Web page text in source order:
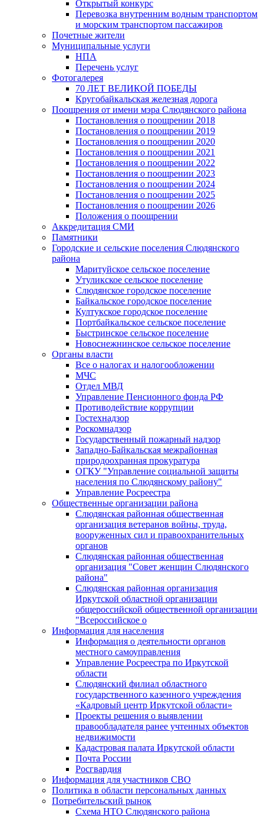
Открытый конкурс
Перевозка внутренним водным транспортом
и морским транспортом пассажиров
Почетные жители
Муниципальные услуги
НПА
Перечень услуг
Фотогалерея
70 ЛЕТ ВЕЛИКОЙ ПОБЕДЫ
Кругобайкальская железная дорога
Поощрения от имени мэра Слюдянского района
Постановления о поощрении 2018
Постановления о поощрении 2019
Постановления о поощрении 2020
Постановления о поощрении 2021
Постановления о поощрении 2022
Постановления о поощрении 2023
Постановления о поощрении 2024
Постановления о поощрении 2025
Постановления о поощрении 2026
Положения о поощрении
Аккредитация СМИ
Памятники
Городские и сельские поселения Слюдянского
района
Маритуйское сельское поселение
Утуликское сельское поселение
Слюдянское городское поселение
Байкальское городское поселение
Култукское городское поселение
Портбайкальское сельское поселение
Быстринское сельское поселение
Новоснежнинское сельское поселение
Органы власти
Все о налогах и налогообложении
МЧС
Отдел МВД
Управление Пенсионного фонда РФ
Противодействие коррупции
Гостехнадзор
Роскомнадзор
Государственный пожарный надзор
Западно-Байкальская межрайонная
природоохранная прокуратура
ОГКУ "Управление социальной защиты
населения по Слюдянскому району"
Управление Росреестра
Общественные организации района
Слюдянская районная общественная
организация ветеранов войны, труда,
вооруженных сил и правоохранительных
органов
Слюдянская районная общественная
организация "Совет женщин Слюдянского
района"
Слюдянская районная организация
Иркутской областной организации
общероссийской общественной организации
"Всероссийское о
Информация для населения
Информация о деятельности органов
местного самоуправления
Управление Росреестра по Иркутской
области
Слюдянский филиал областного
государственного казенного учреждения
«Кадровый центр Иркутской области»
Проекты решения о выявлении
правообладателя ранее учтенных объектов
недвижимости
Кадастровая палата Иркутской области
Почта России
Росгвардия
Информация для участников СВО
Политика в области персональных данных
Потребительский рынок
Схема НТО Слюдянского района